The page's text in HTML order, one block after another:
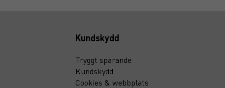
Kundskydd
Tryggt sparande
Kundskydd
Cookies & webbplats